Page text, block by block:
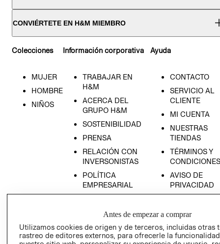
CONVIÉRTETE EN H&M MIEMBRO
Colecciones
MUJER
HOMBRE
NIÑOS
Información corporativa
TRABAJAR EN
H&M
ACERCA DEL
GRUPO H&M
SOSTENIBILIDAD
PRENSA
RELACIÓN CON
INVERSONISTAS
POLÍTICA
EMPRESARIAL
Ayuda
CONTACTO
SERVICIO AL
CLIENTE
MI CUENTA
NUESTRAS
TIENDAS
TÉRMINOS Y
CONDICIONES
AVISO DE
PRIVACIDAD
AVISO DE
LIBRO DE
Antes de empezar a comprar
Utilizamos cookies de origen y de terceros, incluidas otras
rastreo de editores externos, para ofrecerle la